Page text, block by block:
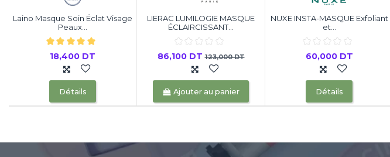
Laino Masque Soin Éclat Visage
Peaux...
18,400 DT
Détails
LIERAC LUMILOGIE MASQUE
ÉCLAIRCISSANT...
86,100 DT123,000 DT
Ajouter au panier
NUXE INSTA-MASQUE Exfoliant
et...
60,000 DT
Détails